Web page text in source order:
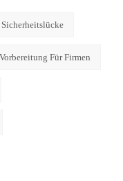
Sicherheitslücke
Für Firmen